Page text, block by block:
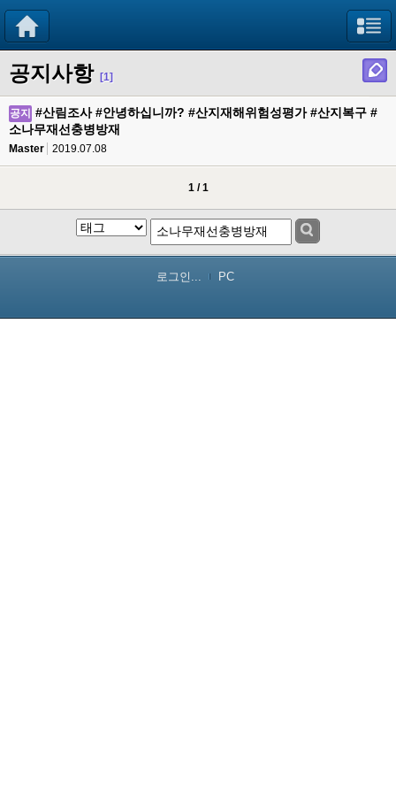
공지사항 [1]
공지
#산림조사 #안녕하십니까? #산지재해위험성평가 #산지복구 #
소나무재선충병방재
Master 2019.07.08
1 / 1
로그인... PC